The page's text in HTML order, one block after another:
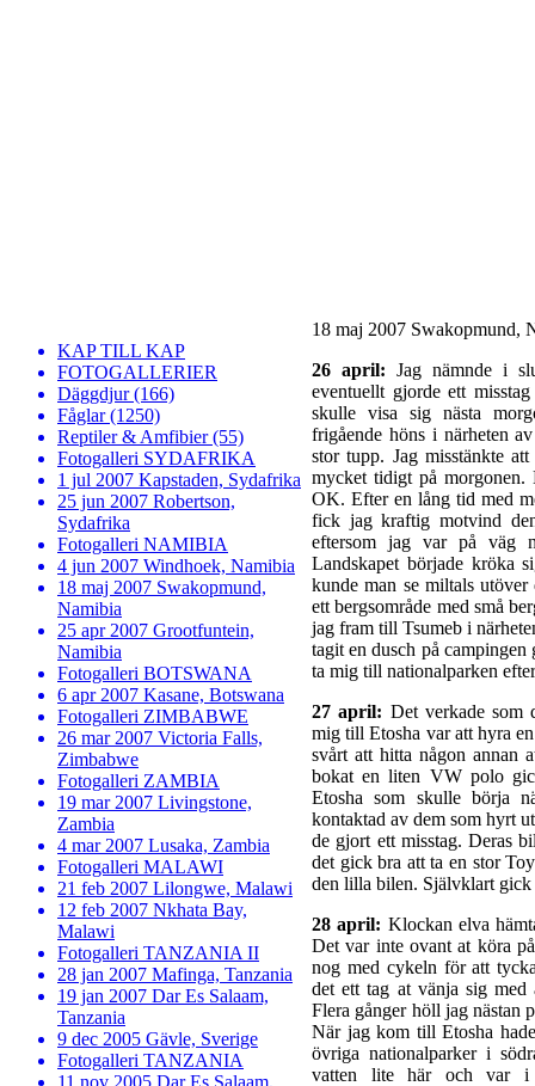
KAP TILL KAP
FOTOGALLERIER
Däggdjur (166)
Fåglar (1250)
Reptiler & Amfibier (55)
Fotogalleri SYDAFRIKA
1 jul 2007 Kapstaden, Sydafrika
25 jun 2007 Robertson,
Sydafrika
Fotogalleri NAMIBIA
4 jun 2007 Windhoek, Namibia
18 maj 2007 Swakopmund,
Namibia
25 apr 2007 Grootfuntein,
Namibia
Fotogalleri BOTSWANA
6 apr 2007 Kasane, Botswana
Fotogalleri ZIMBABWE
26 mar 2007 Victoria Falls,
Zimbabwe
Fotogalleri ZAMBIA
19 mar 2007 Livingstone,
Zambia
4 mar 2007 Lusaka, Zambia
Fotogalleri MALAWI
21 feb 2007 Lilongwe, Malawi
12 feb 2007 Nkhata Bay,
Malawi
Fotogalleri TANZANIA II
28 jan 2007 Mafinga, Tanzania
19 jan 2007 Dar Es Salaam,
Tanzania
9 dec 2005 Gävle, Sverige
Fotogalleri TANZANIA
11 nov 2005 Dar Es Salaam,
18 maj 2007 Swakopmund,
26 april: Jag nämnde i
eventuellt gjorde ett
skulle visa sig nästa
frigående höns i närheten
stor tupp. Jag misstänkte
mycket tidigt på
OK. Efter en lång tid med
fick jag kraftig motvind
eftersom jag var på väg
Landskapet började kröka
kunde man se miltals
ett bergsområde med små
jag fram till Tsumeb i
tagit en dusch på
ta mig till nationalparken
27 april: Det verkade som
mig till Etosha var att hyra
svårt att hitta någon annan
bokat en liten VW polo
Etosha som skulle börja
kontaktad av dem som hyrt
de gjort ett misstag. Deras
det gick bra att ta en stor
den lilla bilen. Självklart gick
28 april: Klockan elva
Det var inte ovant at köra
nog med cykeln för att
det ett tag at vänja sig med
Flera gånger höll jag nästan
När jag kom till Etosha
övriga nationalparker i
vatten lite här och var i